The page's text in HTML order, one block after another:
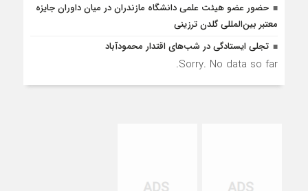
حضور عضو هیئت علمی دانشگاه مازندران در میان داوران جایزه
معتبر بین‌المللی گلدن ترزینی
تجلی ایستادگی در شب‌های اقتدار محمودآباد
Sorry. No data so far.